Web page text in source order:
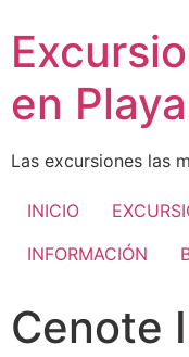
en
Las excursiones las
INICIO
INFORMACIÓN
Cenote